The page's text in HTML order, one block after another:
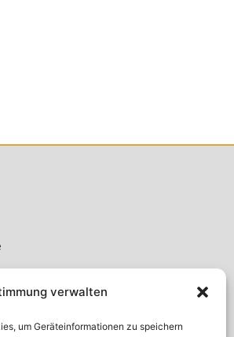
verwalten
um Geräteinformationen zu speichern